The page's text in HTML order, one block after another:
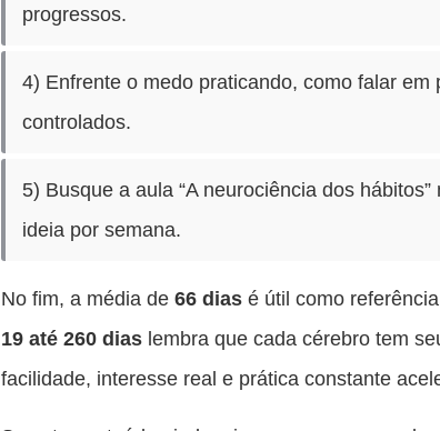
progressos.
4) Enfrente o medo praticando, como falar em
controlados.
5) Busque a aula “A neurociência dos
ideia por semana.
No fim, a média de66 dias é útil como
19 até 260 dias lembra que cada cérebro tem
facilidade, interesse real e prática constante